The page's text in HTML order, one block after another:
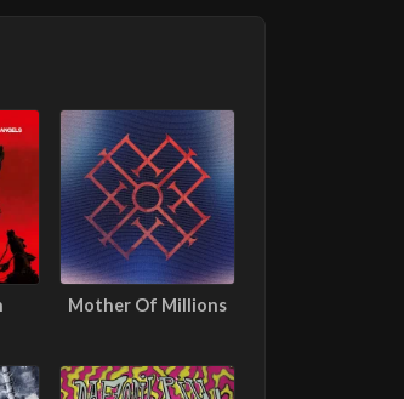
Mother Of Millions